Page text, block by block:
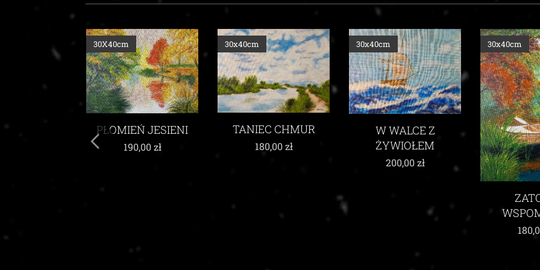
JESIENI TANIEC CHMUR
30x40cm
180,00zł
W WALCE Z
ŻYWIOŁEM
30x40cm
WSPOMNIEŃ
30x40cm
UKŁON
30x40cm